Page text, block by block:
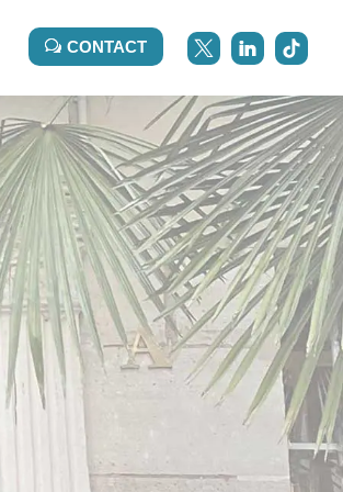
CONTACT